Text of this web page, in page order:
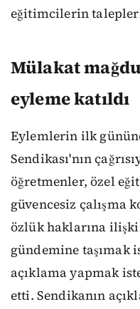
eğitimcilerin
Mülakat
eyleme katıldı
Eylemlerin ilk
Sendikası'nın
öğretmenler, özel
güvencesiz çalışma
özlük haklarına
gündemine taşımak
açıklama yapmak
etti. Sendikanın